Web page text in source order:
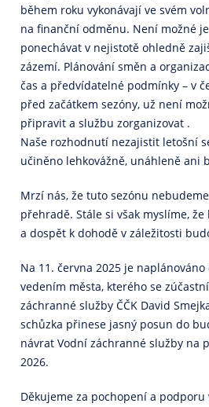
během roku vykonávají ve svém
na finanční odměnu. Není možné
ponechávat v nejistotě ohledně
zázemí. Plánování směn a
čas a předvídatelné podmínky – v
před začátkem sezóny, už není
připravit a službu zorganizovat .
Naše rozhodnutí nezajistit letošní
učiněno lehkovážně, unáhleně ani
Mrzí nás, že tuto sezónu
přehradě. Stále si však myslíme,
a dospět k dohodě v záležitosti
Na 11. června 2025 je
vedením města, kterého se
záchranné služby ČČK David
schůzka přinese jasný posun do
návrat Vodní záchranné služby na
2026.
Děkujeme za pochopení a podporu